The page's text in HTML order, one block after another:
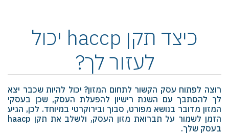
כיצד תקן haccp יכול
לעזור לך?
רוצה לפתוח עסק הקשור לתחום המזון? יכול להיות שכבר יצא
לך להסתבך עם השגת רישיון להפעלת העסק, שכן בעסקי
המזון מדובר בנושא מפורט, סבוך ובירוקרטי במיוחד. לכן, הגיע
הזמן לשמור על תברואת מזון העסק, ולשלב את תקן haacp
בעסק שלך.